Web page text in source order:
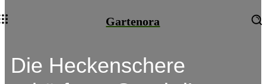
Gartenora
Die Heckenschere